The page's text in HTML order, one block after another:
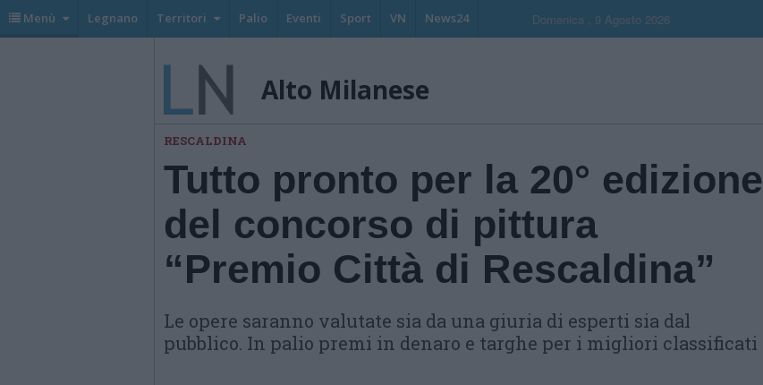
Menù Legnano Territori Palio Eventi Sport VN News24 Domenica , 9 Agosto 2026
Alto Milanese
RESCALDINA
Tutto pronto per la 20° edizione
del concorso di pittura
“Premio Città di Rescaldina”
Le opere saranno valutate sia da una giuria di esperti sia dal
pubblico. In palio premi in denaro e targhe per i migliori classificati